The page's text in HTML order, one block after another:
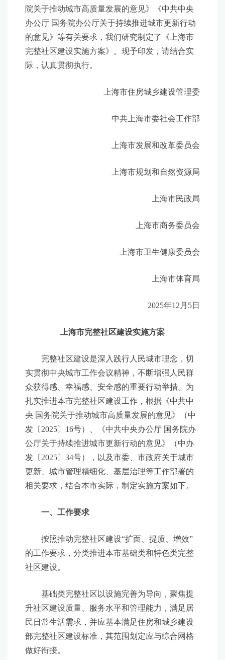
院关于推动城市高质量发展的意见》《中共中央
办公厅 国务院办公厅关于持续推进城市更新行动
的意见》等有关要求，我们研究制定了《上海市
完整社区建设实施方案》。现予印发，请结合实
际，认真贯彻执行。
上海市住房城乡建设管理委
中共上海市委社会工作部
上海市发展和改革委员会
上海市规划和自然资源局
上海市民政局
上海市商务委员会
上海市卫生健康委员会
上海市体育局
2025年12月5日
上海市完整社区建设实施方案
完整社区建设是深入践行人民城市理念，切
实贯彻中央城市工作会议精神，不断增强人民群
众获得感、幸福感、安全感的重要行动举措。为
扎实推进本市完整社区建设工作，根据《中共中
央 国务院关于推动城市高质量发展的意见》（中
发〔2025〕16号）、《中共中央办公厅 国务院办
公厅关于持续推进城市更新行动的意见》（中办
发〔2025〕34号），以及市委、市政府关于城市
更新、城市管理精细化、基层治理等工作部署的
相关要求，结合本市实际，制定实施方案如下。
一、工作要求
按照推动完整社区建设“扩面、提质、增效”
的工作要求，分类推进本市基础类和特色类完整
社区建设。
基础类完整社区以设施完善为导向，聚焦提
升社区建设质量、服务水平和管理能力，满足居
民日常生活需求，并应基本满足住房和城乡建设
部完整社区建设标准，其范围划定应与综合网格
做好衔接。